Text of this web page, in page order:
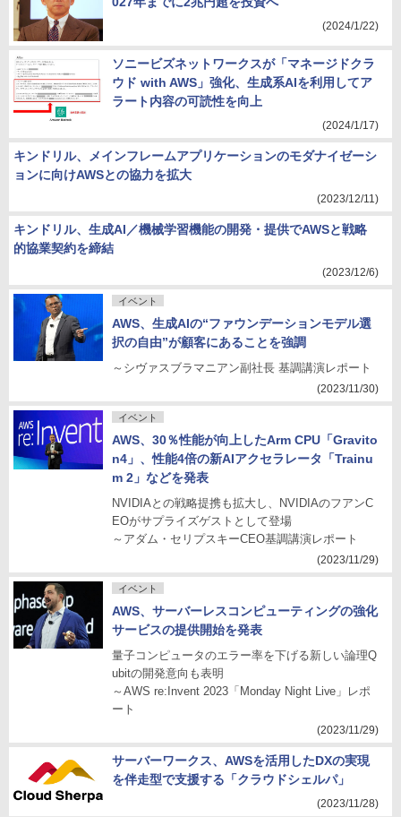
(2024/1/22)
ソニービズネットワークスが「マネージドクラ
ウド with AWS」強化、生成系AIを利用してア
ラート内容の可読性を向上
(2024/1/17)
キンドリル、メインフレームアプリケーションのモダナイゼーシ
ョンに向けAWSとの協力を拡大
(2023/12/11)
キンドリル、生成AI／機械学習機能の開発・提供でAWSと戦略
的協業契約を締結
(2023/12/6)
イベント
AWS、生成AIの“ファウンデーションモデル選
択の自由”が顧客にあることを強調
～シヴァスブラマニアン副社長 基調講演レポート
(2023/11/30)
イベント
AWS、30％性能が向上したArm CPU「Gravito
n4」、性能4倍の新AIアクセラレータ「Trainu
m 2」などを発表
NVIDIAとの戦略提携も拡大し、NVIDIAのフアンC
EOがサプライズゲストとして登場
～アダム・セリプスキーCEO基調講演レポート
(2023/11/29)
イベント
AWS、サーバーレスコンピューティングの強化
サービスの提供開始を発表
量子コンピュータのエラー率を下げる新しい論理Q
ubitの開発意向も表明
～AWS re:Invent 2023「Monday Night Live」レポ
ート
(2023/11/29)
サーバーワークス、AWSを活用したDXの実現
を伴走型で支援する「クラウドシェルパ」
(2023/11/28)